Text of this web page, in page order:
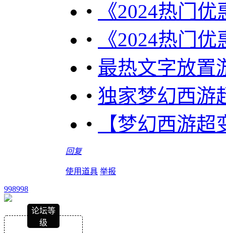
•
《2024热门
•
《2024热门
• 最热文字放置
• 独家梦幻西游
•
【梦幻西游
回复
使用道具 举报
998998
论坛等
级